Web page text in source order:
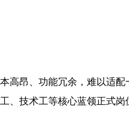
高昂、功能冗余，难以适
、技术工等核心蓝领正式